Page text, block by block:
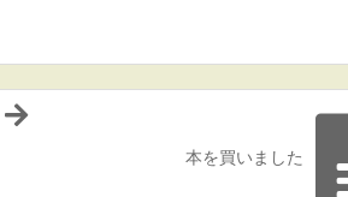
本を買いました